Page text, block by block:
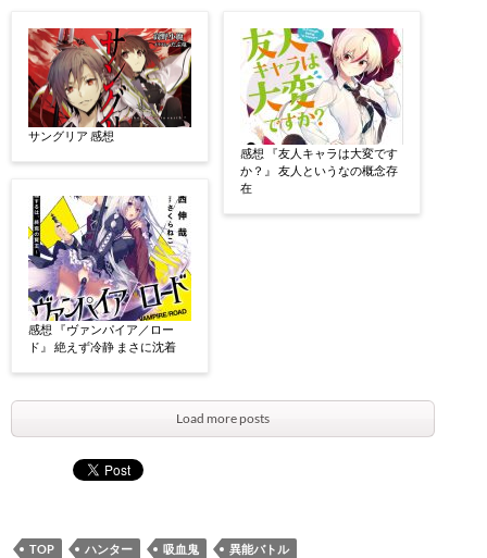
サングリア 感想
感想 『ヴァンパイア／ロー
ド』 絶えず冷静 まさに沈着
感想 『友人キャラは大変です
か？』 友人というなの概念存
在
Load more posts
TOP ハンター 吸血鬼 異能バトル